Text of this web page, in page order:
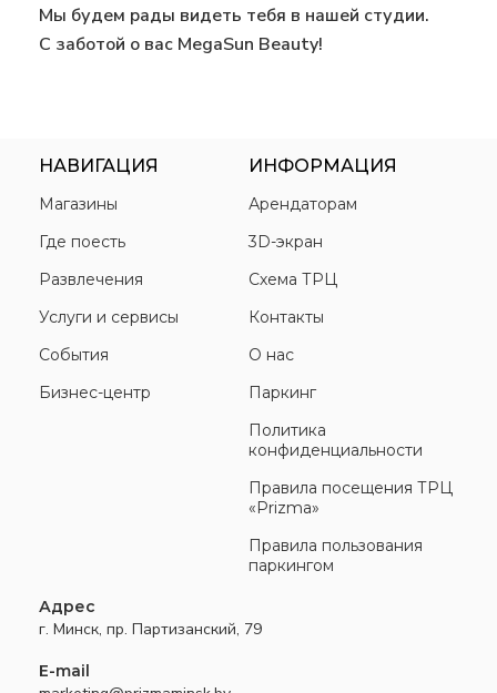
Мы будем рады видеть тебя в нашей студии.
С заботой о вас MegaSun Beauty!
НАВИГАЦИЯ
Магазины
Где поесть
Развлечения
Услуги и сервисы
События
Бизнес-центр
ИНФОРМАЦИЯ
Арендаторам
3D-экран
Схема ТРЦ
Контакты
О нас
Паркинг
Политика
конфиденциальности
Правила посещения ТРЦ
«Prizma»
Правила пользования
паркингом
Адрес
г. Минск, пр. Партизанский, 79
E-mail